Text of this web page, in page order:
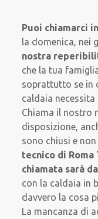
Puoi chiamarci
la domenica, nei
nostra
che la tua
soprattutto se in
caldaia
Chiama il nostro
disposizione,
sono chiusi e
tecnico di
chiamata sarà
con la caldaia in
davvero la cosa
La mancanza di